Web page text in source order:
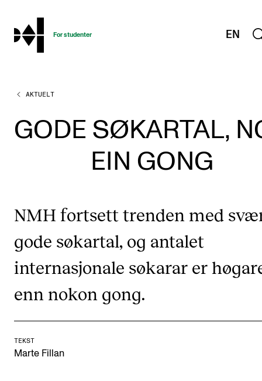
hjem
For studenter EN
STUDIENE
Eksamen, arbeidskrav og vitnemål
Studieplaner og emner
Valgemner
Lover og regler
KONSERTER
Offentlige konserter
AKTUELT
GODE SØKARTAL,
EIN GONG
NMH fortsett trenden med
gode søkartal, og antalet
internasjonale søkarar er
enn nokon gong.
TEKST
Marte Fillan